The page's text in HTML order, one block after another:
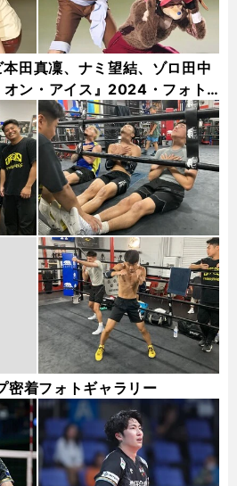
田真凜、ナミ望結、ゾロ田中
ン・アイス』2024・フォト
着フォトギャラリー